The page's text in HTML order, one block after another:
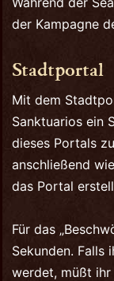
der Kampagne
Stadtportal
Mit dem
Sanktuarios ein
dieses Portals
anschließend
das Portal
Für das
Sekunden. Falls
werdet, müßt